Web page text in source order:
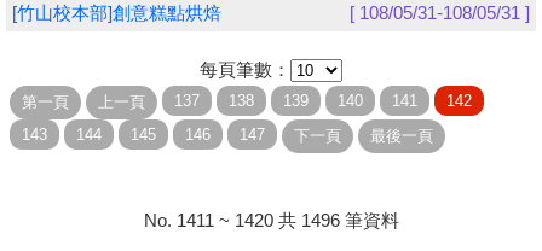
[竹山校本部]創意糕點烘焙
[ 108/05/31-108/05/31 ]
每頁筆數：
No. 1411 ~ 1420 共 1496 筆資料